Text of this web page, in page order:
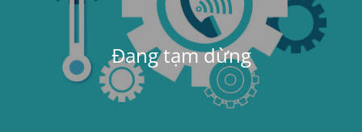
Đang tạm dừng